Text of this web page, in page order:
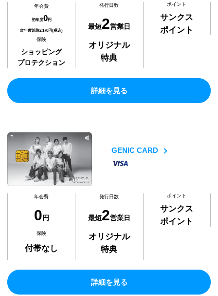
年会費
初年度0円
次年度以降2,178円(税込)
発行日数
最短2営業日
ポイント
サンクス
ポイント
保険
ショッピング
プロテクション
オリジナル
特典
詳細を見る
GENIC CARD
年会費
0円
発行日数
最短2営業日
ポイント
サンクス
ポイント
保険
付帯なし
オリジナル
特典
詳細を見る